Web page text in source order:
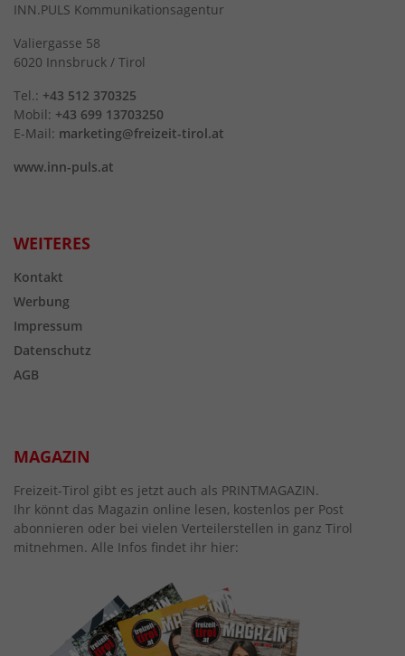
INN.PULS Kommunikationsagentur
Valiergasse 58
6020 Innsbruck / Tirol
Tel.: +43 512 370325
Mobil: +43 699 13703250
E-Mail: marketing@freizeit-tirol.at
www.inn-puls.at
WEITERES
Kontakt
Werbung
Impressum
Datenschutz
AGB
MAGAZIN
Freizeit-Tirol gibt es jetzt auch als PRINTMAGAZIN.
Ihr könnt das Magazin online lesen, kostenlos per Post
abonnieren oder bei vielen Verteilerstellen in ganz Tirol
mitnehmen. Alle Infos findet ihr hier: